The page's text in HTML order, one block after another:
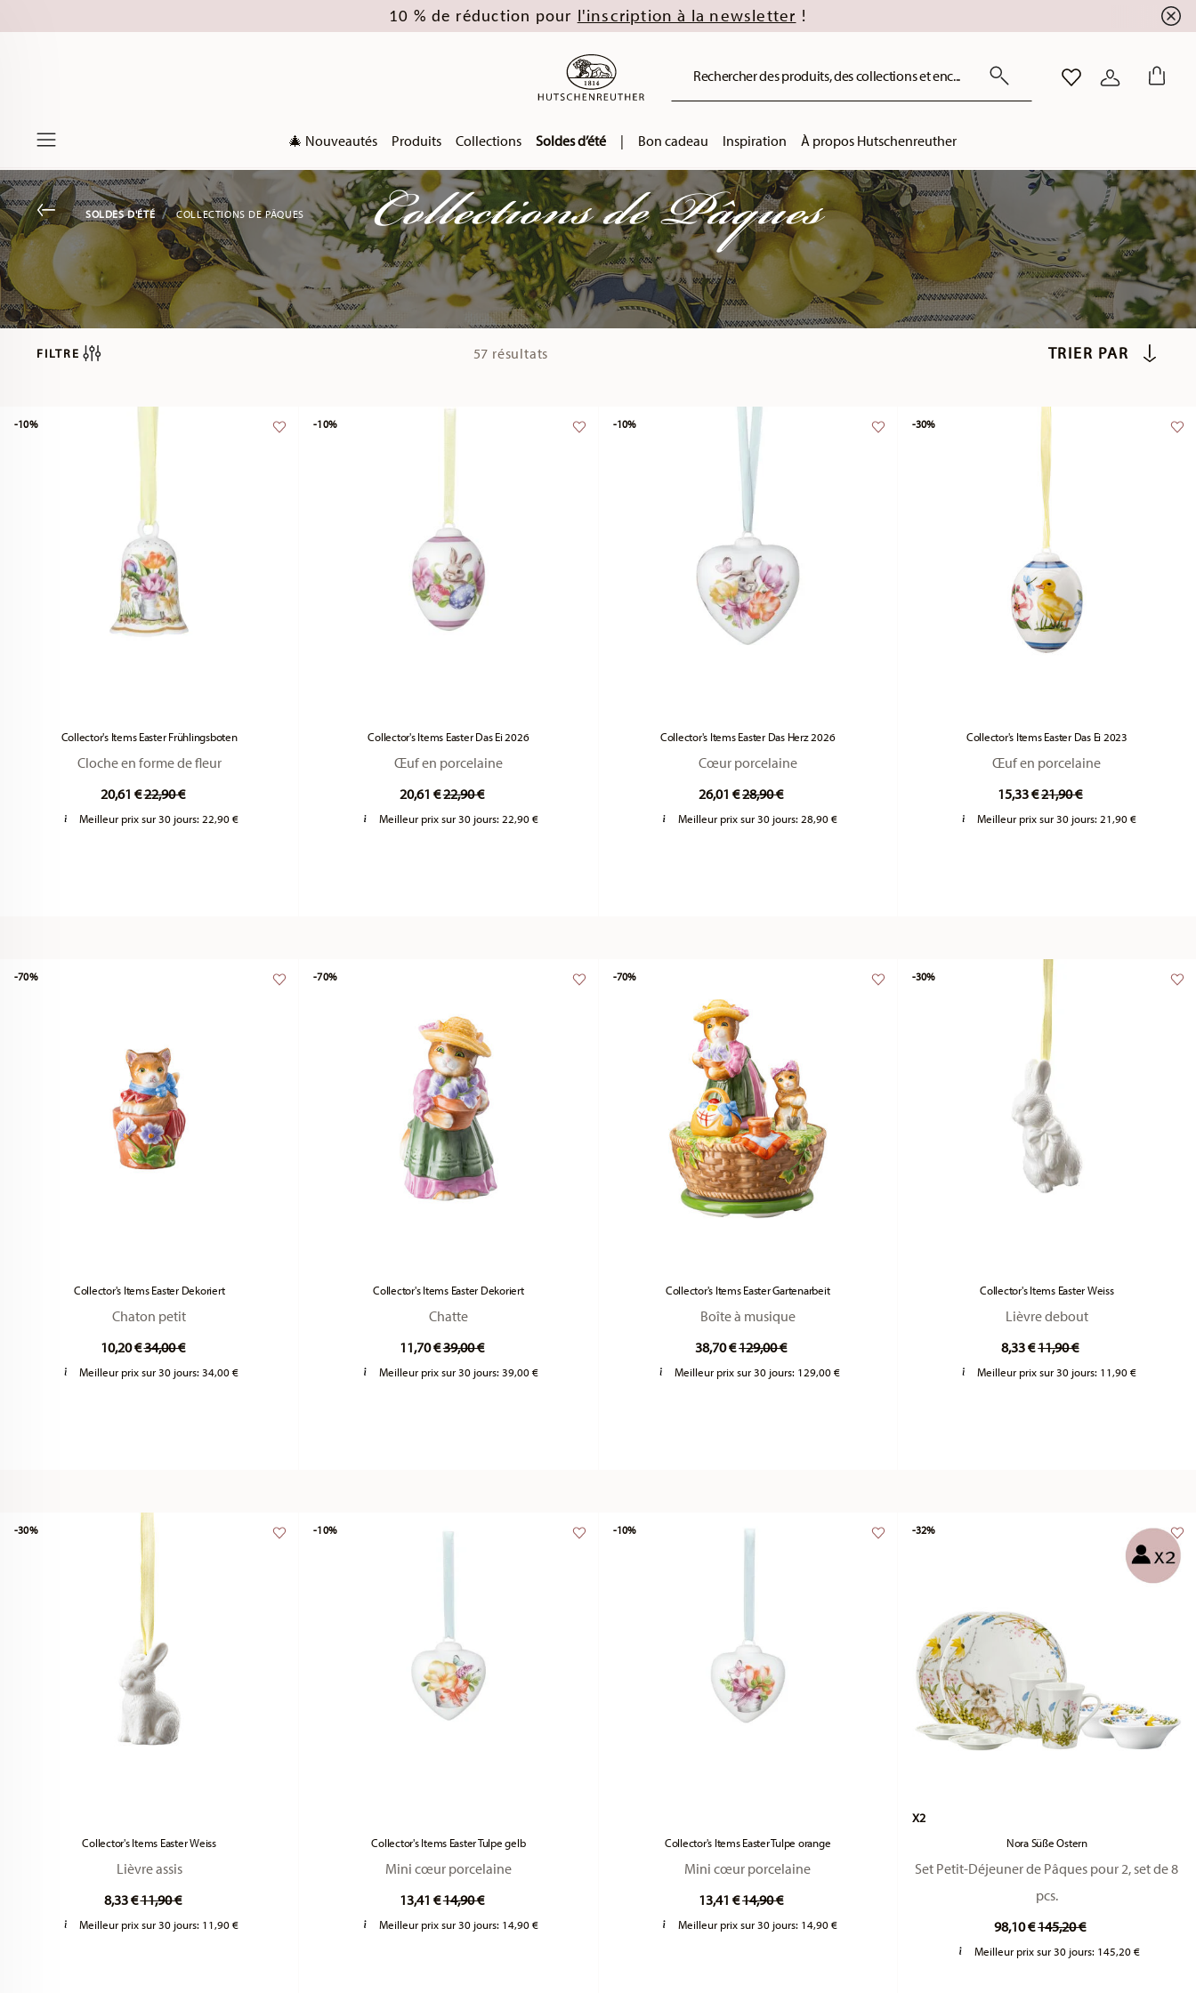
10 % de réduction pour l'inscription à la newsletter !
Rechercher des produits, des collections et enc... LISTE DE SOUHAITS
CONNEXION
🎄 Nouveautés Produits Collections Soldes d’été | Bon cadeau Inspiration À propos Hutschenreuther
Go backSOLDES D'ÉTÉ COLLECTIONS DE PÂQUES Collections de Pâques
FILTRE 57 résultats
Collector's Items Easter Frühlingsboten
Cloche en forme de fleur
20,61 €Price reduced from
22,90 €to
Meilleur prix sur 30 jours:22,90 €
-10%
Collector's Items Easter Das Ei 2026
Œuf en porcelaine
20,61 €Price reduced from
22,90 €to
Meilleur prix sur 30 jours: 22,90 €
-10%
Collector's Items Easter Das Herz 2026
Cœur porcelaine
26,01 €Price reduced from
28,90 €to
Meilleur prix sur 30 jours: 28,90 €
-10%
Collector's Items Easter Das Ei 2023
Œuf en porcelaine
15,33 €Price reduced from
21,90 €to
Meilleur prix sur 30 jours:21,90 €
-30%
Collector's Items Easter Dekoriert
Chaton petit
10,20 €Price reduced from
34,00 €to
Meilleur prix sur 30 jours:34,00 €
-70%
Collector's Items Easter Dekoriert
Chatte
11,70 €Price reduced from
39,00 €to
Meilleur prix sur 30 jours: 39,00 €
-70%
Collector's Items Easter Gartenarbeit
Boîte à musique
38,70 €Price reduced from
129,00 €to
Meilleur prix sur 30 jours: 129,00 €
-70%
Collector's Items Easter Weiss
Lièvre debout
8,33 €Price reduced from
11,90 €to
Meilleur prix sur 30 jours: 11,90 €
-30%
Collector's Items Easter Weiss
Lièvre assis
8,33 €Price reduced from
11,90 €to
Meilleur prix sur 30 jours: 11,90 €
-30%
Collector's Items Easter Tulpe gelb
Mini cœur porcelaine
13,41 €Price reduced from
14,90 €to
Meilleur prix sur 30 jours: 14,90 €
-10%
Collector's Items Easter Tulpe orange
Mini cœur porcelaine
13,41 €Price reduced from
14,90 €to
Meilleur prix sur 30 jours: 14,90 €
-10%
X2
Nora Süße Ostern
Set Petit-Déjeuner de Pâques pour 2, set de 8
pcs.
98,10 €Price reduced from
145,20 €to
Meilleur prix sur 30 jours: 145,20 €
-32%